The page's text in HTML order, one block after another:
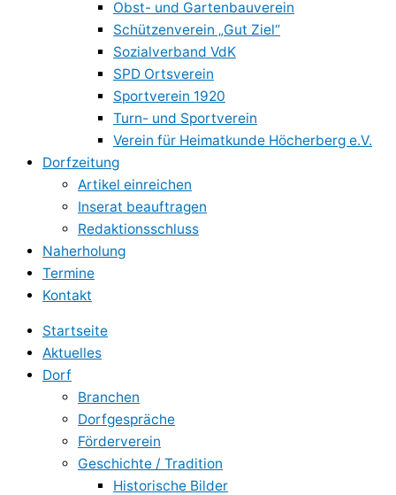
Obst- und Gartenbauverein
Schützenverein „Gut Ziel“
Sozialverband VdK
SPD Ortsverein
Sportverein 1920
Turn- und Sportverein
Verein für Heimatkunde Höcherberg e.V.
Dorfzeitung
Artikel einreichen
Inserat beauftragen
Redaktionsschluss
Naherholung
Termine
Kontakt
Startseite
Aktuelles
Dorf
Branchen
Dorfgespräche
Förderverein
Geschichte / Tradition
Historische Bilder